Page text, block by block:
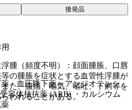
腫（頻度不明）：顔面腫脹、口唇
の腫脹を症状とする血管性浮腫が
た、腹痛、嘔気、嘔吐、下痢等を
われることがある。
後発品
・血圧降下薬 > アンジオテンシ
容体拮抗薬 (ARB) ・カルシウム